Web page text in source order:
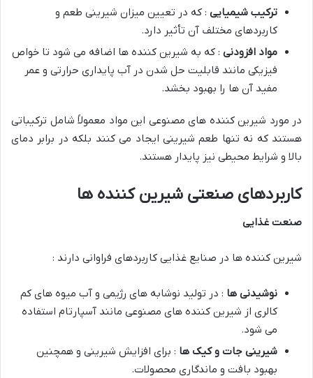
ترکیب شیمیایی : که در تعیین میزان شیرینی طعم و
کاربردهای مختلف آن تأثیر دارد.
مواد افزودنی : که به شیرین کننده ها اضافه می شود تا خواص
فیزیکی مانند قابلیت حل شدن در آب پایداری حرارتی و عمر
مفید آن ها را بهبود بخشد.
در مورد شیرین کننده های مصنوعی این مواد معمولاً شامل ترکیباتی
هستند که نه تنها طعم شیرینی ایجاد می کنند بلکه در برابر دمای
بالا و شرایط محیطی نیز پایدار هستند.
کاربردهای صنعتی شیرین کننده ها
صنعت غذایی
شیرین کننده ها در صنایع غذایی کاربردهای فراوانی دارند :
نوشیدنی ها : در تولید نوشابه های رژیمی و آب میوه های کم
کالری از شیرین کننده های مصنوعی مانند آسپارتام استفاده
می شود.
شیرینی جات و کیک ها : برای افزایش شیرینی و همچنین
بهبود بافت و ماندگاری محصولات.